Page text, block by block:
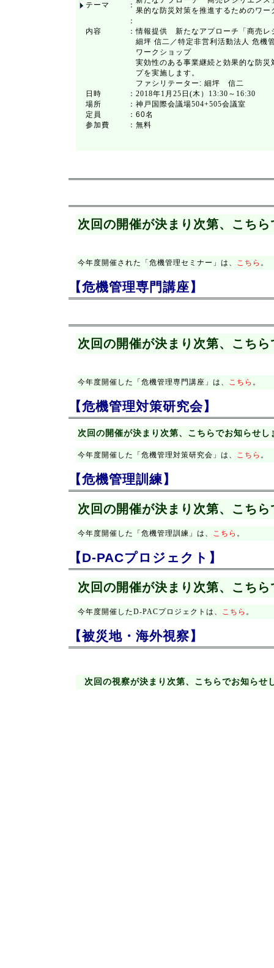
テーマ ：
果的な防災対策を推進するためのワー
：
内容
：情報提供 新たなアプローチ「商売レ
細坪 信二／特定非営利活動法人 危機
ワークショップ
実効性のある事業継続と効果的な防
プを実施します。
ファシリテーター: 細坪 信二
日時
： 2018年1月25日(木）13:30～16:30
場所
： 神戸国際会議場504+505会議室
定員
： 60名
参加費
： 無料
次回の開催が決まり次第、こち
今年度開催された「危機管理セミナー」は、 こちら
【危機管理専門講座】
次回の開催が決まり次第、こち
今年度開催した「危機管理専門講座」は、 こちら 。
【危機管理対策研究会】
次回の開催が決まり次第、こちらでお知らせし
今年度開催した「危機管理対策研究会」は、 こちら
【危機管理訓練】
次回の開催が決まり次第、こち
今年度開催した「危機管理訓練」は、 こちら 。
【D-PACプロジェクト】
次回の開催が決まり次第、こち
今年度開催したD-PACプロジェクトは、 こちら 。
【被災地・海外視察】
次回の視察が決まり次第、こちらでお知らせ